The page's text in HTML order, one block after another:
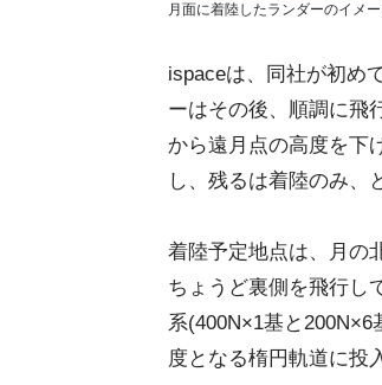
月面に着陸したランダーのイメ
ispaceは、同社が初め
ーはその後、順調に飛
から遠月点の高度を下
し、残るは着陸のみ、
着陸予定地点は、月の
ちょうど裏側を飛行し
系(400N×1基と
度となる楕円軌道に投